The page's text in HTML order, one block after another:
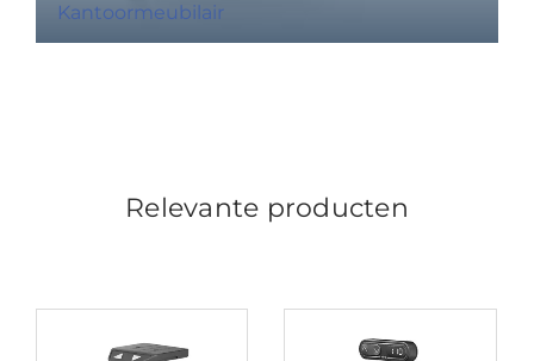
Kantoormeubilair
Relevante producten